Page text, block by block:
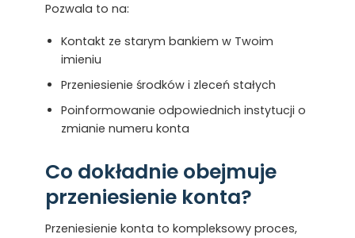
Pozwala to na:
Kontakt ze starym bankiem w Twoim
imieniu
Przeniesienie środków i zleceń stałych
Poinformowanie odpowiednich instytucji o
zmianie numeru konta
Co dokładnie obejmuje
przeniesienie konta?
Przeniesienie konta to kompleksowy proces,